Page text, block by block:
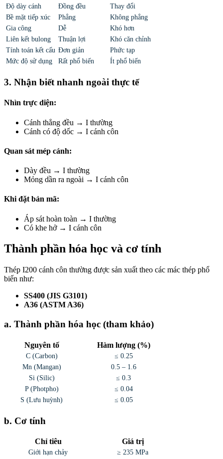
Độ dày cánh
Đồng đều
Thay đổi
Bề mặt tiếp xúc
Phẳng
Không phẳng
Gia công
Dễ
Khó hơn
Liên kết bulong
Thuận lợi
Khó căn chỉnh
Tính toán kết cấu Đơn giản
Phức tạp
Mức độ sử dụng
Rất phổ biến Ít phổ biến
3. Nhận biết nhanh ngoài thực tế
Nhìn trực diện:
Cánh thẳng đều → I thường
Cánh có độ dốc → I cánh côn
Quan sát mép cánh:
Dày đều → I thường
Mỏng dần ra ngoài → I cánh côn
Khi đặt bản mã:
Áp sát hoàn toàn → I thường
Có khe hở → I cánh côn
Thành phần hóa học và cơ tính
Thép I200 cánh côn thường được sản xuất theo các mác thép phổ
biến như:
SS400 (JIS G3101)
A36 (ASTM A36)
a. Thành phần hóa học (tham khảo)
Nguyên tố Hàm lượng (%)
C (Carbon)
≤ 0.25
Mn (Mangan)
0.5 – 1.6
Si (Silic)
≤ 0.3
P (Photpho)
≤ 0.04
S (Lưu huỳnh)
≤ 0.05
b. Cơ tính
Chỉ tiêu Giá trị
Giới hạn chảy
≥ 235 MPa